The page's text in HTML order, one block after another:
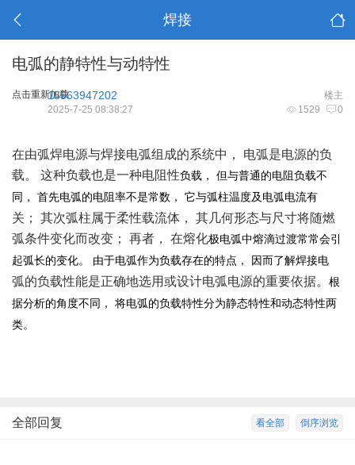
焊接
电弧的静特性与动特性
点击重新加载 楼主
15563947202
1529 0
2025-7-25 08:38:27
在由弧焊电源与焊接电弧组成的系统中， 电弧是电源的负
载。 这种负载也是一种电阻性负载 ， 但与普通的电阻负载不
同 ， 首先电弧的电阻率不是常数 ， 它与弧柱温度及电弧电流有
关； 其次弧柱属于柔性载流体， 其几何形态与尺寸将随燃
弧条件变化而改变； 再者， 在熔化极电弧中熔滴过渡常常会引
起弧长的变化。 由于电弧作为负载存在的特点 ， 因而了解焊接电
弧的负载性能是正确地选用或设计电弧电源的重要依据。 根
据分析的角度不同 ， 将电弧的负载特性分为静态特性和动态特性两
类。
倒序浏览
看全部
全部回复